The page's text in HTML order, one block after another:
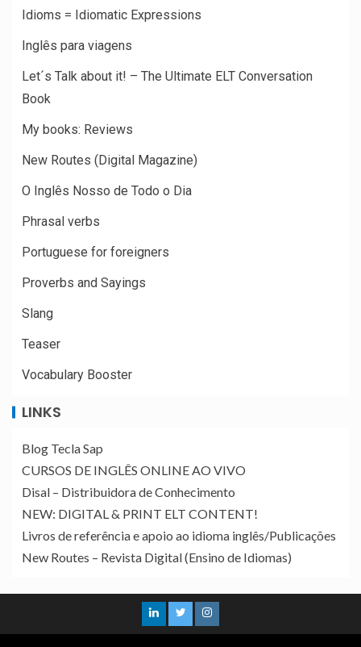
Idioms = Idiomatic Expressions
Inglês para viagens
Let´s Talk about it! – The Ultimate ELT Conversation
Book
My books: Reviews
New Routes (Digital Magazine)
O Inglês Nosso de Todo o Dia
Phrasal verbs
Portuguese for foreigners
Proverbs and Sayings
Slang
Teaser
Vocabulary Booster
LINKS
Blog Tecla Sap
CURSOS DE INGLÊS ONLINE AO VIVO
Disal – Distribuidora de Conhecimento
NEW: DIGITAL & PRINT ELT CONTENT!
Livros de referência e apoio ao idioma inglês/Publicações
New Routes – Revista Digital (Ensino de Idiomas)